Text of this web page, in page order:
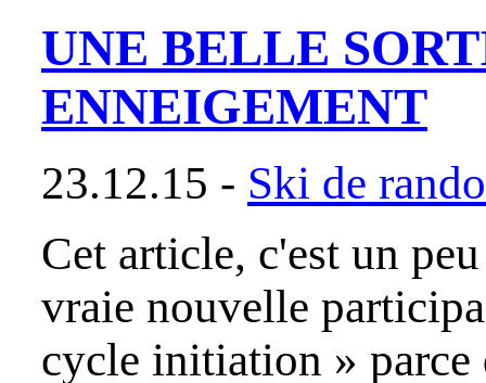
UNE BELLE
ENNEIGEMENT
23.12.15 - Ski de
Cet article, c'est un
vraie nouvelle
cycle initiation »